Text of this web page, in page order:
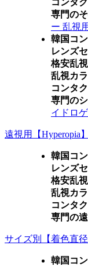
コンタ
専門の
ー 乱視
韓国コ
レンズ
格安乱
乱視カ
コンタ
専門の
イドロ
遠視用【Hyperopia】
韓国コ
レンズ
格安乱
乱視カ
コンタ
専門の
サイズ別【着色直径
韓国コ